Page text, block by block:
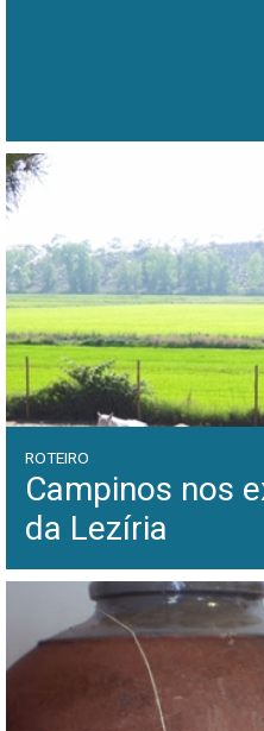
ROTEIRO
Campinos nos
da Lezíria